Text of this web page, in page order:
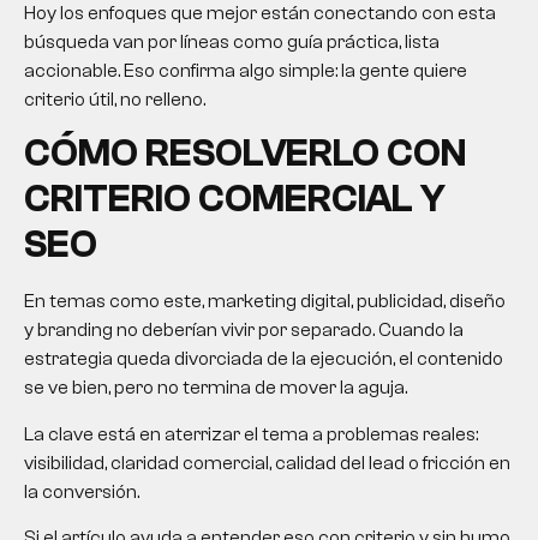
Hoy los enfoques que mejor están conectando con esta
búsqueda van por líneas como guía práctica, lista
accionable. Eso confirma algo simple: la gente quiere
criterio útil, no relleno.
CÓMO RESOLVERLO CON
CRITERIO COMERCIAL Y
SEO
En temas como este, marketing digital, publicidad, diseño
y branding no deberían vivir por separado. Cuando la
estrategia queda divorciada de la ejecución, el contenido
se ve bien, pero no termina de mover la aguja.
La clave está en aterrizar el tema a problemas reales:
visibilidad, claridad comercial, calidad del lead o fricción en
la conversión.